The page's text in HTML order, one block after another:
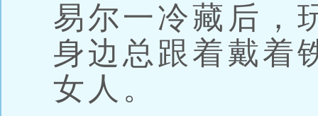
易尔一冷藏后，
身边总跟着戴着
女人。